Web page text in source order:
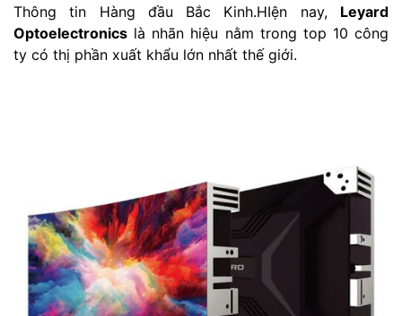
Thông tin Hàng đầu Bắc Kinh.HIện nay, Leyard
Optoelectronics là nhãn hiệu nằm trong top 10 công
ty có thị phần xuất khẩu lớn nhất thế giới.